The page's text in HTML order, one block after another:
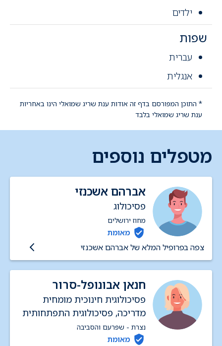
ילדים
שפות
עברית
אנגלית
* התוכן המפורסם בדף זה אודות ענת שריג שמואלי הינו באחריות
ענת שריג שמואלי בלבד
מטפלים נוספים
אברהם אשכנזי
פסיכולוג
מחוז ירושלים
מאומת
צפה בפרופיל המלא של אברהם אשכנזי
חנאן אבונופל-סרור
פסיכולוגית חינוכית מומחית
מדריכה, פסיכולוגית התפתחותית
מומחית, מוסמכת בטיפול משולב
הורה -ילד
נצרת - שפרעם והסביבה
מאומת